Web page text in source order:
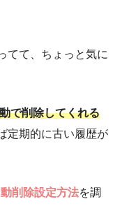
てて、ちょっと気に
で削除してくれる
定期的に古い履歴が
削除設定方法を調